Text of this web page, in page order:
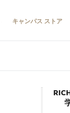
キャンパス ストア